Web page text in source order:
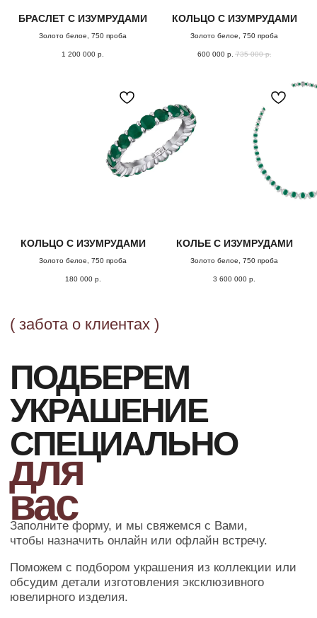
БРАСЛЕТ С ИЗУМРУДАМИ
Золото белое, 750 проба
1 200 000 р.
КОЛЬЦО С ИЗУМРУДАМИ
Золото белое, 750 проба
600 000 р. 735 000 р.
КОЛЬЦО С ИЗУМРУДАМИ
Золото белое, 750 проба
180 000 р.
КОЛЬЕ С ИЗУМРУДАМИ
Золото белое, 750 проба
3 600 000 р.
Заполните форму, и мы свяжемся с Вами,
чтобы назначить онлайн или офлайн встречу.
УКРАШЕНИЕ
СПЕЦИАЛЬНО
Поможем с подбором украшения из коллекции или
обсудим детали изготовления эксклюзивного
Добавьте товар в корзину и введите
свои контактные данные
во всплывающем окне
ОФОРМЛЕНИЕ ЗАКАЗА
Наш менеджер свяжется с Вами
в ближайшее время для уточнения
ПОДТВЕРЖДЕНИЕ